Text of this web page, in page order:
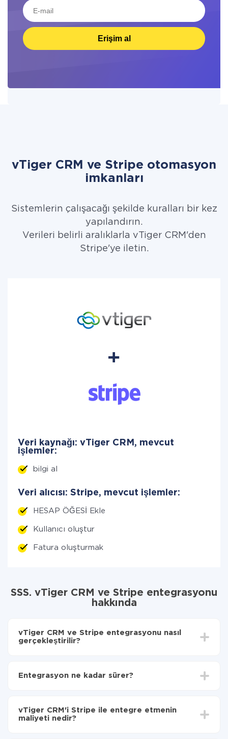
Erişim al
vTiger CRM ve Stripe otomasyon
imkanları
Sistemlerin çalışacağı şekilde kuralları bir kez
yapılandırın.
Verileri belirli aralıklarla vTiger CRM'den
Stripe'ye iletin.
Veri kaynağı: vTiger CRM, mevcut
işlemler:
bilgi al
Veri alıcısı: Stripe, mevcut işlemler:
HESAP ÖĞESİ Ekle
Kullanıcı oluştur
Fatura oluşturmak
SSS. vTiger CRM ve Stripe entegrasyonu
hakkında
vTiger CRM ve Stripe entegrasyonu nasıl
gerçekleştirilir?
aktarılacağını seçin
Stripe'ye aktarılacaktır.
Entegrasyon ne kadar sürer?
olarak, 10-15 dakika sürer.
vTiger CRM'i Stripe ile entegre etmenin
maliyeti nedir?